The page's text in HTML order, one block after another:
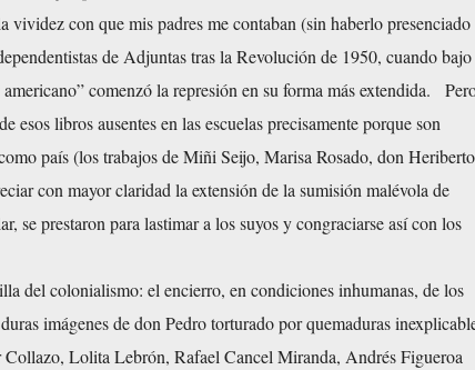
vividez con que mis padres me contaban (sin haberlo presenciado
de Adjuntas tras la Revolución de 1950, cuando
comenzó la represión en su forma más extendida.
esos libros ausentes en las escuelas precisamente porque son
país (los trabajos de Miñi Seijo, Marisa Rosado, don Heriberto
con mayor claridad la extensión de la sumisión malévola de
se prestaron para lastimar a los suyos y congraciarse así con los
del colonialismo: el encierro, en condiciones inhumanas, de los
imágenes de don Pedro torturado por quemaduras
Collazo, Lolita Lebrón, Rafael Cancel Miranda, Andrés Figueroa